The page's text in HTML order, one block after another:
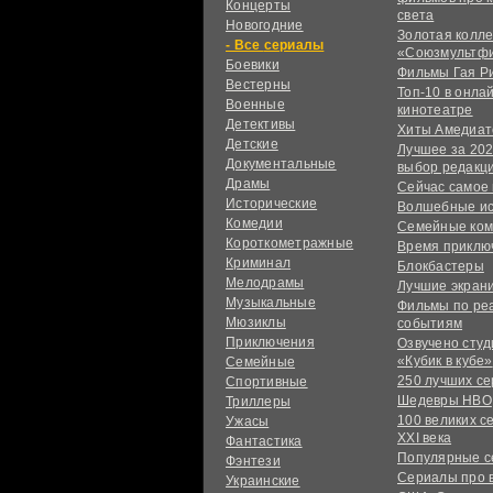
Концерты
Новогодние
сериалы
Боевики
Вестерны
Военные
Детективы
Детские
Документальные
Драмы
Исторические
Комедии
Короткометражные
Криминал
Мелодрамы
Музыкальные
Мюзиклы
Приключения
Семейные
Спортивные
Триллеры
Ужасы
Фантастика
Фэнтези
Украинcкие
света
Золотая
Фильмы Гая
Топ-10 в
кинотеатре
Хиты
Лучшее за
выбор
Сейчас самое
Волшебные
Семейные
Время
Блокбастеры
Лучшие
Фильмы по
событиям
Озвучено
«Кубик в кубе»
250 лучших
Шедевры HBO
100 великих
XXI века
Популярные
Сериалы про